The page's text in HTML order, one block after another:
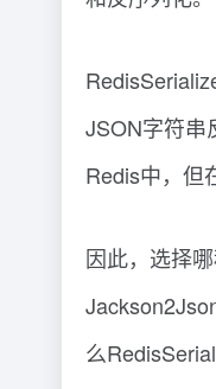
JSON字符串
Redis中，但
因此，选择
么